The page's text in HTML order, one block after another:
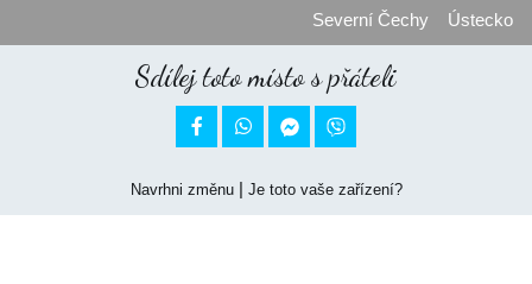
Severní Čechy
Ústecko
Sdílej toto místo s přáteli
 
Navrhni změnu| Je toto vaše zařízení?